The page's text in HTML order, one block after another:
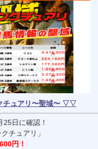
ュアリ〜聖域〜 ▽▽
25日に確認！
チュアリ」
円！